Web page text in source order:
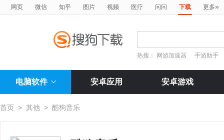
网页 微信 知乎 图片 视频 医疗 问问 下载 更多»
热搜： 网游加速器 手游助手
电脑软件 安卓应用 安卓游戏
首页 > 其他 > 酷狗音乐